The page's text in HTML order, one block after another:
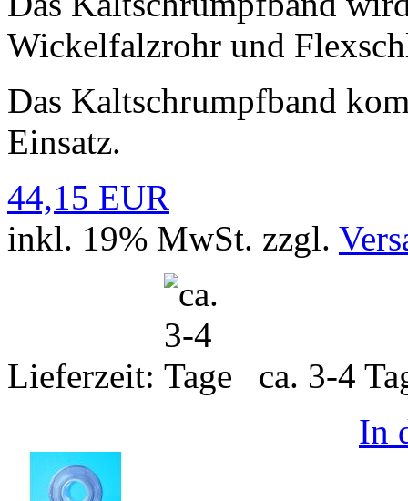
Wickelfalzrohr und
Das Kaltschrumpfband
Einsatz.
44,15 EUR
inkl. 19% MwSt. zzgl.
Lieferzeit:
ca. 3-4
In